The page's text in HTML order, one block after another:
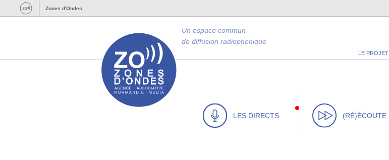
Zones d'Ondes
LE PROJET
Un espace commun
de diffusion radiophonique
LES DIRECTS (RÉ)ÉCOUTE